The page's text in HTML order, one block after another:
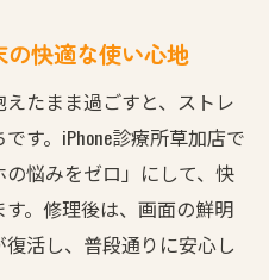
快適な使い心地
たまま過ごすと、ストレ
す。iPhone診療所草加店で
悩みをゼロ」にして、快
。修理後は、画面の鮮明
活し、普段通りに安心し